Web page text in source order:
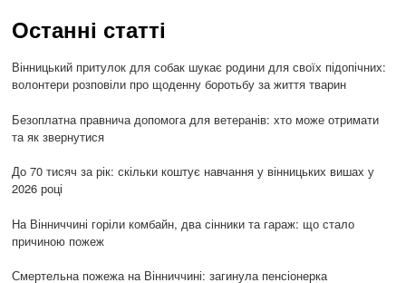
Останні статті
Вінницький притулок для собак шукає родини для своїх підопічних:
волонтери розповіли про щоденну боротьбу за життя тварин
Безоплатна правнича допомога для ветеранів: хто може отримати
та як звернутися
До 70 тисяч за рік: скільки коштує навчання у вінницьких вишах у
2026 році
На Вінниччині горіли комбайн, два сінники та гараж: що стало
причиною пожеж
Смертельна пожежа на Вінниччині: загинула пенсіонерка